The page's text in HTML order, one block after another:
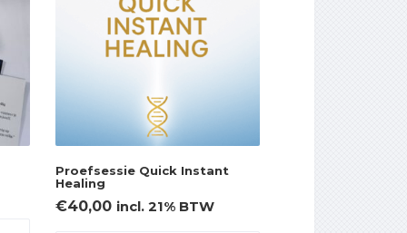
Proefsessie Quick Instant
Healing
€40,00 incl. 21% BTW